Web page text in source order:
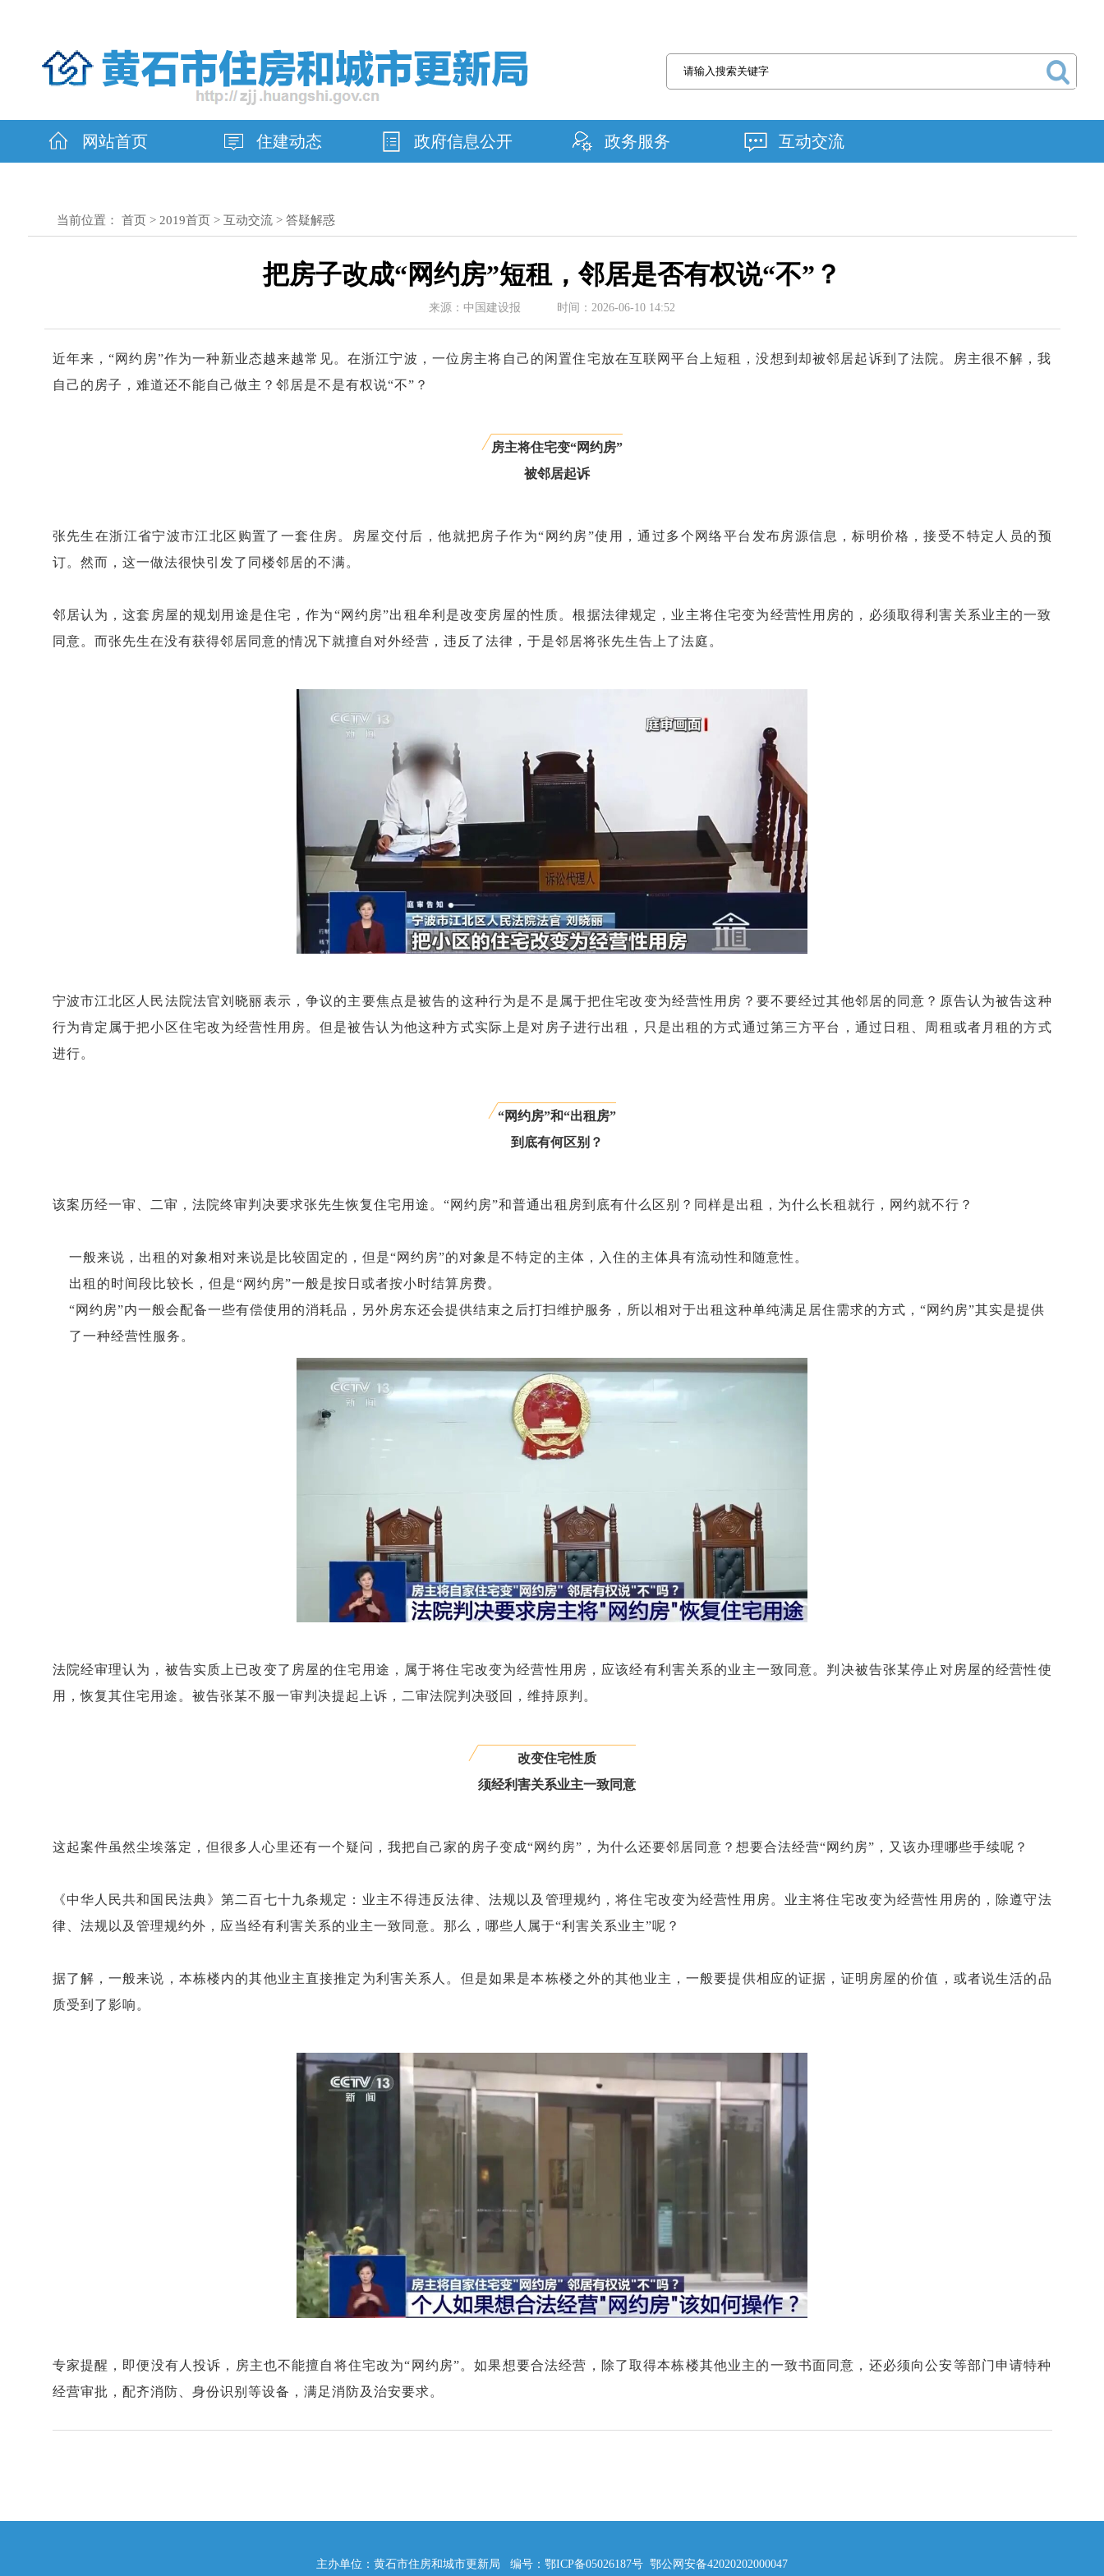
网站首页 住建动态 政府信息公开 政务服务 互动交流
当前位置： 首页> 2019首页> 互动交流> 答疑解惑
把房子改成“网约房”短租，邻居是否有权说“不”？
来源：中国建设报 时间：2026-06-10 14:52
近年来，“网约房”作为一种新业态越来越常见。在浙江宁波，一位房主将自己的闲置住宅放在互联网平台上短租，没想到却被邻居起诉到了法院。房主很不解，我
自己的房子，难道还不能自己做主？邻居是不是有权说“不”？
房主将住宅变“网约房”
被邻居起诉
张先生在浙江省宁波市江北区购置了一套住房。房屋交付后，他就把房子作为“网约房”使用，通过多个网络平台发布房源信息，标明价格，接受不特定人员的预
订。然而，这一做法很快引发了同楼邻居的不满。
邻居认为，这套房屋的规划用途是住宅，作为“网约房”出租牟利是改变房屋的性质。根据法律规定，业主将住宅变为经营性用房的，必须取得利害关系业主的一致
同意。而张先生在没有获得邻居同意的情况下就擅自对外经营，违反了法律，于是邻居将张先生告上了法庭。
宁波市江北区人民法院法官刘晓丽表示，争议的主要焦点是被告的这种行为是不是属于把住宅改变为经营性用房？要不要经过其他邻居的同意？原告认为被告这种
行为肯定属于把小区住宅改为经营性用房。但是被告认为他这种方式实际上是对房子进行出租，只是出租的方式通过第三方平台，通过日租、周租或者月租的方式
进行。
“网约房”和“出租房”
到底有何区别？
该案历经一审、二审，法院终审判决要求张先生恢复住宅用途。“网约房”和普通出租房到底有什么区别？同样是出租，为什么长租就行，网约就不行？
一般来说，出租的对象相对来说是比较固定的，但是“网约房”的对象是不特定的主体，入住的主体具有流动性和随意性。
出租的时间段比较长，但是“网约房”一般是按日或者按小时结算房费。
“网约房”内一般会配备一些有偿使用的消耗品，另外房东还会提供结束之后打扫维护服务，所以相对于出租这种单纯满足居住需求的方式，“网约房”其实是提供
了一种经营性服务。
法院经审理认为，被告实质上已改变了房屋的住宅用途，属于将住宅改变为经营性用房，应该经有利害关系的业主一致同意。判决被告张某停止对房屋的经营性使
用，恢复其住宅用途。被告张某不服一审判决提起上诉，二审法院判决驳回，维持原判。
改变住宅性质
须经利害关系业主一致同意
这起案件虽然尘埃落定，但很多人心里还有一个疑问，我把自己家的房子变成“网约房”，为什么还要邻居同意？想要合法经营“网约房”，又该办理哪些手续呢？
《中华人民共和国民法典》第二百七十九条规定：业主不得违反法律、法规以及管理规约，将住宅改变为经营性用房。业主将住宅改变为经营性用房的，除遵守法
律、法规以及管理规约外，应当经有利害关系的业主一致同意。那么，哪些人属于“利害关系业主”呢？
据了解，一般来说，本栋楼内的其他业主直接推定为利害关系人。但是如果是本栋楼之外的其他业主，一般要提供相应的证据，证明房屋的价值，或者说生活的品
质受到了影响。
专家提醒，即便没有人投诉，房主也不能擅自将住宅改为“网约房”。如果想要合法经营，除了取得本栋楼其他业主的一致书面同意，还必须向公安等部门申请特种
经营审批，配齐消防、身份识别等设备，满足消防及治安要求。
主办单位：黄石市住房和城市更新局 编号：鄂ICP备05026187号 鄂公网安备42020202000047